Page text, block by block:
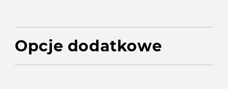
Opcje dodatkowe